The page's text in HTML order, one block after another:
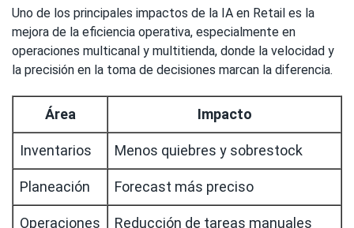
Uno de los principales impactos de la IA en Retail es la
mejora de la eficiencia operativa, especialmente en
operaciones multicanal y multitienda, donde la velocidad y
la precisión en la toma de decisiones marcan la diferencia.
Área Impacto
Inventarios Menos quiebres y sobrestock
Planeación Forecast más preciso
Operaciones Reducción de tareas manuales